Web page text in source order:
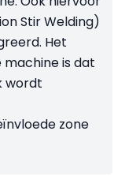
Stir Welding)
Het
is dat
wordt
zone